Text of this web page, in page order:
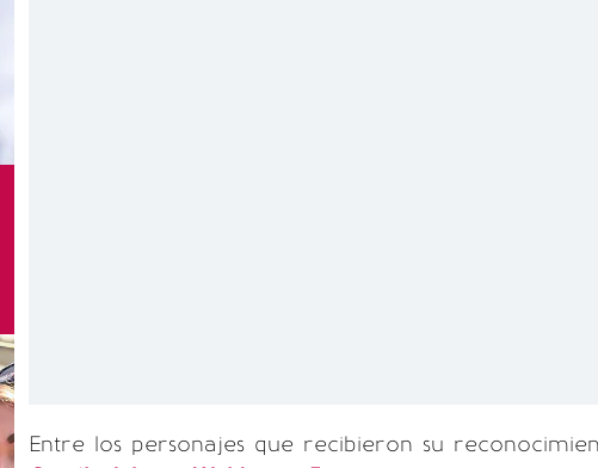
Entre los personajes que recibieron su